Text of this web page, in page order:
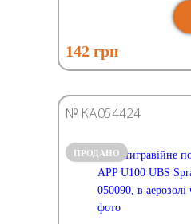
142 грн
ПРОДАНО
№ КА054424